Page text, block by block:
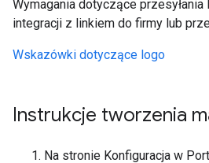
Wymagania dotyczące
integracji z linkiem do firmy lub
Wskazówki dotyczące logo
Instrukcje tworzenia
Na stronie Konfiguracja w